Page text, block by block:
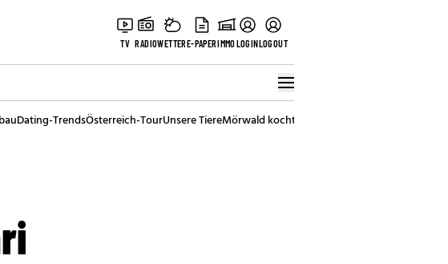
TV RADIOWETTERE-PAPERIMMOLOGINLOGOUT
Dating-TrendsÖsterreich-TourUnsere TiereMörwald kocht